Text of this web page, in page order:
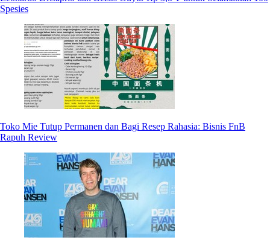
Spesies
Toko Mie Tutup Permanen dan Bagi Resep Rahasia: Bisnis FnB
Rapuh Review